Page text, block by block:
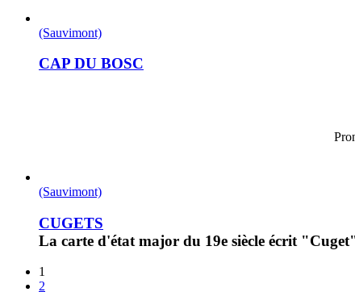
(Sauvimont)
CAP DU BOSC
(Sauvimont)
CUGETS
La carte d'état major du 19e siècle écrit
1
2